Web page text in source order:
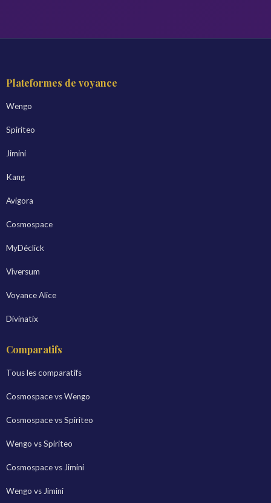
Plateformes de voyance
Wengo
Spiriteo
Jimini
Kang
Avigora
Cosmospace
MyDéclick
Viversum
Voyance Alice
Divinatix
Comparatifs
Tous les comparatifs
Cosmospace vs Wengo
Cosmospace vs Spiriteo
Wengo vs Spiriteo
Cosmospace vs Jimini
Wengo vs Jimini